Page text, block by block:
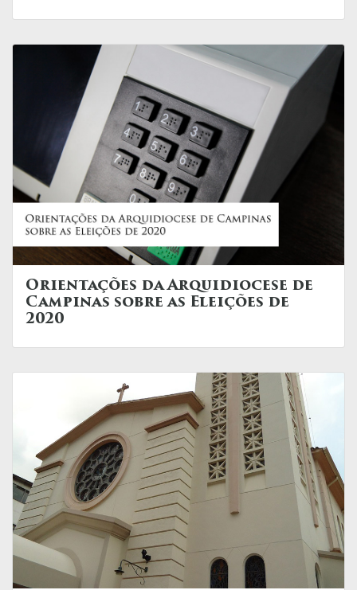
Orientações da Arquidiocese de
Campinas sobre as Eleições de
2020